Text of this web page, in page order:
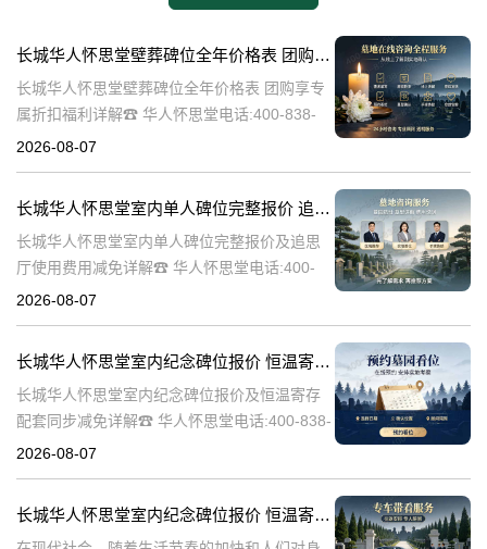
长城华人怀思堂壁葬碑位全年价格表 团购享专属折扣福利详解
长城华人怀思堂壁葬碑位全年价格表 团购享专
属折扣福利详解☎ 华人怀思堂电话:400-838-
5063随着社会的发展和人们观念的变化，越来
2026-08-07
长城华人怀思堂室内单人碑位完整报价 追思厅使用费用减免详解
长城华人怀思堂室内单人碑位完整报价及追思
厅使用费用减免详解☎ 华人怀思堂电话:400-
838-5063引言随着社会的发展和人们生活水平
2026-08-07
长城华人怀思堂室内纪念碑位报价 恒温寄存配套同步减免详解
长城华人怀思堂室内纪念碑位报价及恒温寄存
配套同步减免详解☎ 华人怀思堂电话:400-838-
5063一、引言随着社会的发展和人们生活水平
2026-08-07
长城华人怀思堂室内纪念碑位报价 恒温寄存配套同步减免详解